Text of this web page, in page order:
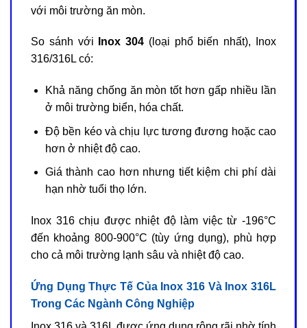
với môi trường ăn mòn.
So sánh với Inox 304 (loại phổ biến nhất), Inox
316/316L có:
Khả năng chống ăn mòn tốt hơn gấp nhiều lần
ở môi trường biển, hóa chất.
Độ bền kéo và chịu lực tương đương hoặc cao
hơn ở nhiệt độ cao.
Giá thành cao hơn nhưng tiết kiệm chi phí dài
hạn nhờ tuổi thọ lớn.
Inox 316 chịu được nhiệt độ làm việc từ -196°C
đến khoảng 800-900°C (tùy ứng dụng), phù hợp
cho cả môi trường lạnh sâu và nhiệt độ cao.
Ứng Dụng Thực Tế Của Inox 316 Và Inox 316L
Trong Các Ngành Công Nghiệp